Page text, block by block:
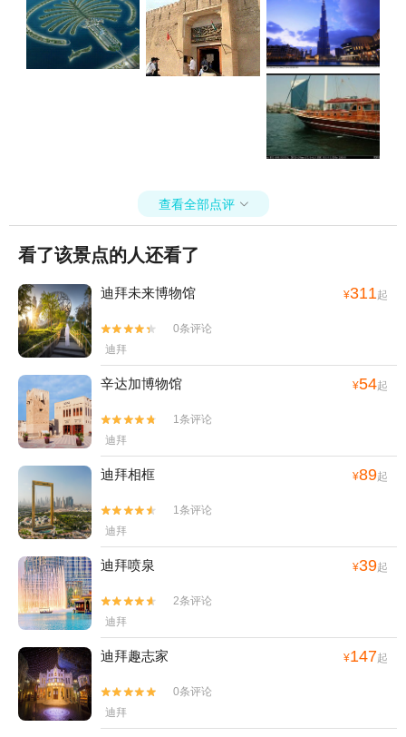
查看全部点评 
看了该景点的人还看了
迪拜未来博物馆 ¥311起


0条评论
迪拜
辛达加博物馆 ¥54起


1条评论
迪拜
迪拜相框 ¥89起


1条评论
迪拜
迪拜喷泉 ¥39起


2条评论
迪拜
迪拜趣志家 ¥147起


0条评论
迪拜